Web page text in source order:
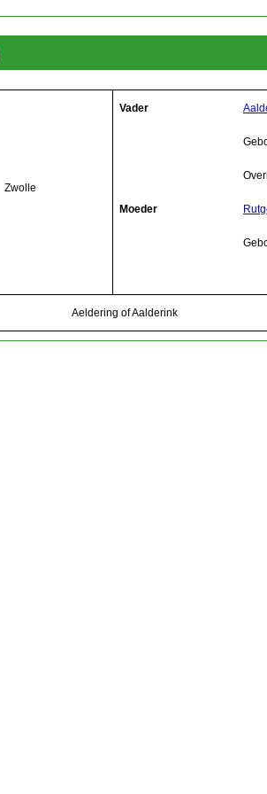
Zwolle
Vader
Moeder
Aeldering of Aalderink